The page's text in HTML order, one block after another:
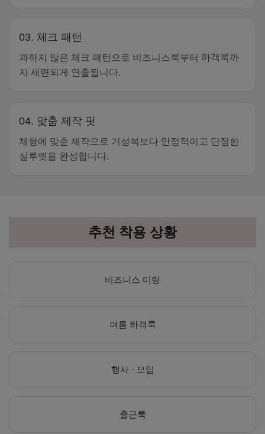
03. 체크 패턴
과하지 않은 체크 패턴으로 비즈니스룩부터 하객룩까
지 세련되게 연출됩니다.
04. 맞춤 제작 핏
체형에 맞춘 제작으로 기성복보다 안정적이고 단정한
실루엣을 완성합니다.
추천 착용 상황
비즈니스 미팅
여름 하객룩
행사 · 모임
출근룩